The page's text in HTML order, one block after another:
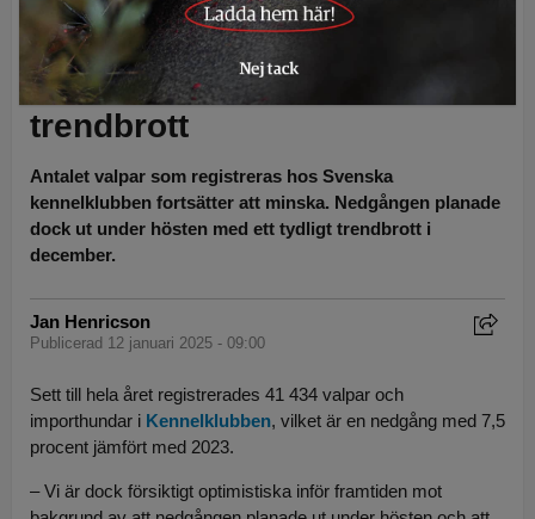
Färre valpar men
Kennelklubben anar
trendbrott
Antalet valpar som registreras hos Svenska
kennelklubben fortsätter att minska. Nedgången planade
dock ut under hösten med ett tydligt trendbrott i
december.
Jan Henricson
Publicerad 12 januari 2025 - 09:00
Sett till hela året registrerades 41 434 valpar och
importhundar i Kennelklubben, vilket är en nedgång med 7,5
procent jämfört med 2023.
– Vi är dock försiktigt optimistiska inför framtiden mot